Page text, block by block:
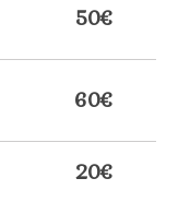
50€
60€
20€